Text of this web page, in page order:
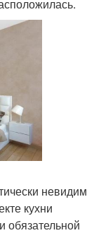
невидим
кухни
обязательной